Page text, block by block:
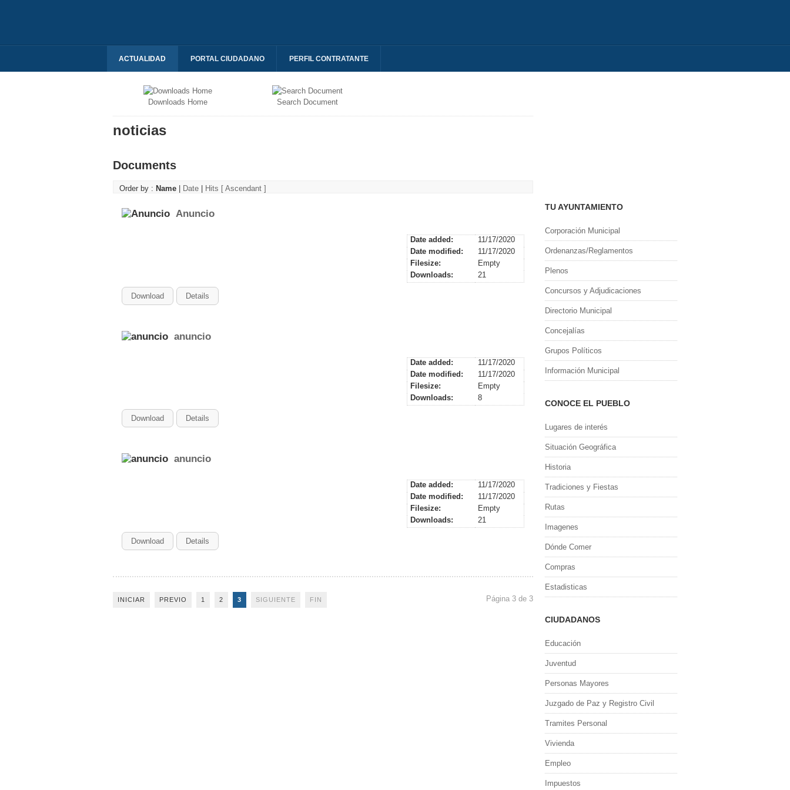
ACTUALIDAD PORTAL CIUDADANO PERFIL CONTRATANTE
Downloads Home Search Document
noticias
Documents
Order by : Name Date Hits [ Ascendant ]
Anuncio
Date added:
11/17/2020
Date modified:
11/17/2020
Filesize:
Empty
Downloads:
21
Download Details
anuncio
Date added:
11/17/2020
Date modified:
11/17/2020
Filesize:
Empty
Downloads:
8
Download Details
anuncio
Date added:
11/17/2020
Date modified:
11/17/2020
Filesize:
Empty
Downloads:
21
Download Details
Página 3 de 3
INICIAR PREVIO 1 2 3 SIGUIENTE FIN
TU AYUNTAMIENTO
Corporación Municipal
Ordenanzas/Reglamentos
Plenos
Concursos y Adjudicaciones
Directorio Municipal
Concejalías
Grupos Políticos
Información Municipal
CONOCE EL PUEBLO
Lugares de interés
Situación Geográfica
Historia
Tradiciones y Fiestas
Rutas
Imagenes
Dónde Comer
Compras
Estadisticas
CIUDADANOS
Educación
Juventud
Personas Mayores
Juzgado de Paz y Registro Civil
Tramites Personal
Vivienda
Empleo
Impuestos